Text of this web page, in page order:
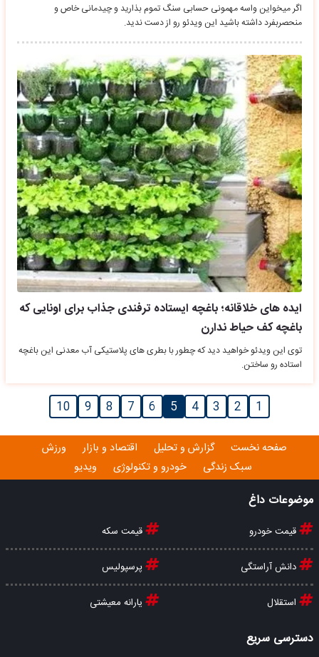
اگر میخواین واسه مهمونی حسابی سنگ تموم بذارید و چیدمانی خاص و
منحصربفرد داشته باشید این ویدئو رو از دست ندید.
ایده های خلاقانه؛ باغچه ایستاده ترفندی جذاب برای اونایی که
باغچه کف حیاط ندارن
توی این ویدئو خواهید دید که چطور با بطری های پلاستیکی آب معدنی این باغچه
استاده رو ساختن.
1
2
3
4
5
6
7
8
9
10
صفحه نخست گزارش و تحلیل اقتصاد و بازار
ورزش
سبک زندگی
خودرو و تکنولوژی ویدیو
موضوعات داغ
قیمت خودرو قیمت سکه
دانش آراستگی پرسپولیس
استقلال یارانه معیشتی
دسترسی سریع